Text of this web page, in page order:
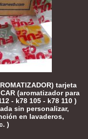
tarjeta
(aromatizador para
- k78 105 - k78 110 )
sin personalizar,
en lavaderos,
)